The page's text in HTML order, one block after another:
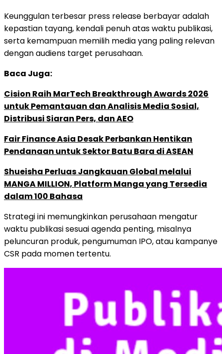
Keunggulan terbesar press release berbayar adalah
kepastian tayang, kendali penuh atas waktu publikasi,
serta kemampuan memilih media yang paling relevan
dengan audiens target perusahaan.
Baca Juga:
Cision Raih MarTech Breakthrough Awards 2026
untuk Pemantauan dan Analisis Media Sosial,
Distribusi Siaran Pers, dan AEO
Fair Finance Asia Desak Perbankan Hentikan
Pendanaan untuk Sektor Batu Bara di ASEAN
Shueisha Perluas Jangkauan Global melalui
MANGA MILLION, Platform Manga yang Tersedia
dalam 100 Bahasa
Strategi ini memungkinkan perusahaan mengatur
waktu publikasi sesuai agenda penting, misalnya
peluncuran produk, pengumuman IPO, atau kampanye
CSR pada momen tertentu.